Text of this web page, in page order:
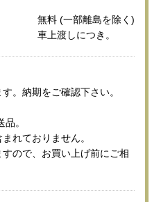
無料 (一部離島を除く)
車上渡しにつき。
。納期をご確認下さい。
。
れておりません。
ので、お買い上げ前にご相